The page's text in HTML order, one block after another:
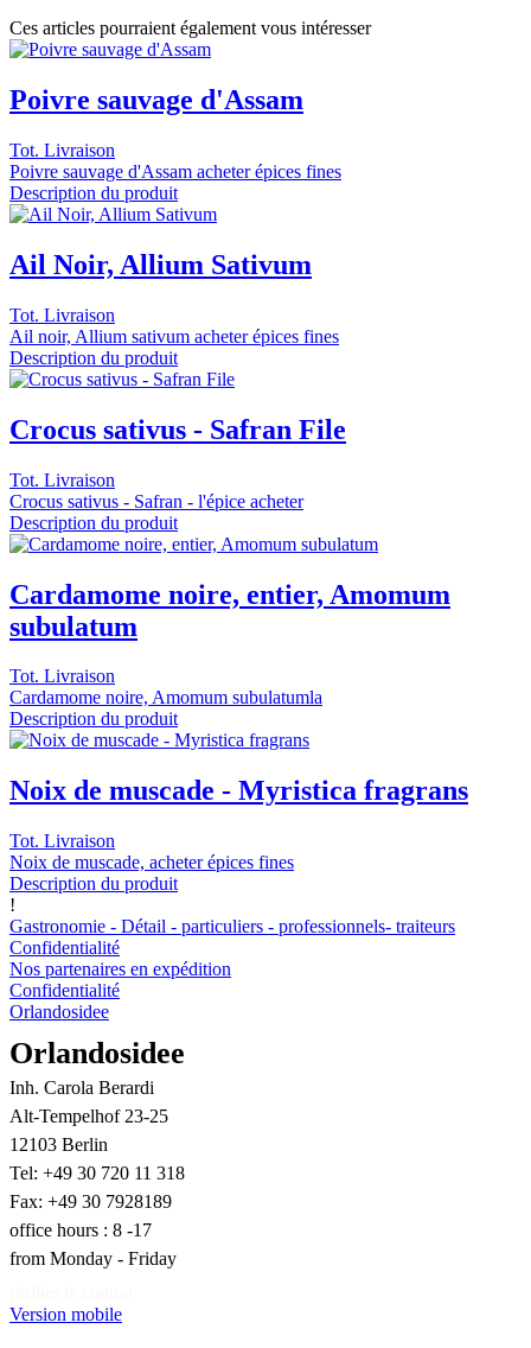
Ces articles pourraient également vous intéresser
Poivre sauvage d'Assam
Tot. Livraison
Poivre sauvage d'Assam acheter épices fines
Description du produit
Ail Noir, Allium Sativum
Tot. Livraison
Ail noir, Allium sativum acheter épices fines
Description du produit
Crocus sativus - Safran File
Tot. Livraison
Crocus sativus - Safran - l'épice acheter
Description du produit
Cardamome noire, entier, Amomum
subulatum
Tot. Livraison
Cardamome noire, Amomum subulatumla
Description du produit
Noix de muscade - Myristica fragrans
Tot. Livraison
Noix de muscade, acheter épices fines
Description du produit
!
Gastronomie - Détail - particuliers - professionnels- traiteurs
Confidentialité
Nos partenaires en expédition
Confidentialité
Orlandosidee
Orlandosidee
Inh. Carola Berardi
Alt-Tempelhof 23-25
12103 Berlin
Tel: +49 30 720 11 318
Fax: +49 30 7928189
office hours : 8 -17
from Monday - Friday
Version mobile